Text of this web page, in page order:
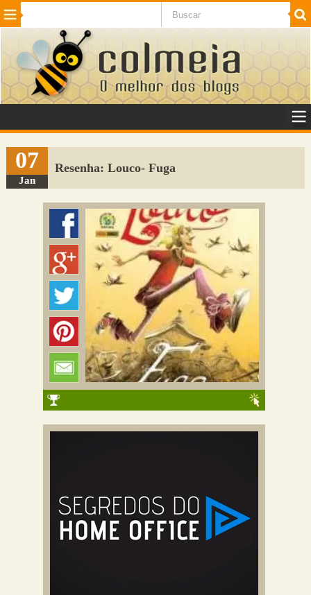
Beleza Cinema e TV
Internet Jogos NotÃ­cias SaÃºde
VeÃ­culos Adulto
Sugerir Link
Adicionar Blog
Colmeia Exchange
Perguntas Frequentes
07
Jan
Resenha: Louco- Fuga